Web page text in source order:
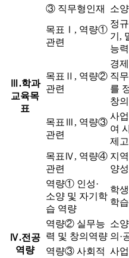
③ 직무형인재
소
Ⅲ.학과
교육목
표
목표Ⅰ, 역량①
관련
정
기,
능
목표Ⅱ, 역량②
관련
경
직
를
창
목표Ⅲ, 역량③
관련
사
여
제고
목표Ⅳ, 역량④
관련
지
양성
Ⅳ.전공
역량
역량① 인성·
소양 및 자기학
습 역량
학
학
역량② 실무능
력 및 창의역량
소
의·
역량③ 사회적 사